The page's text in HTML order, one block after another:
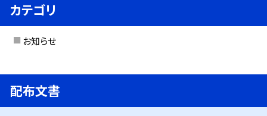
カテゴリ
お知らせ
配布文書